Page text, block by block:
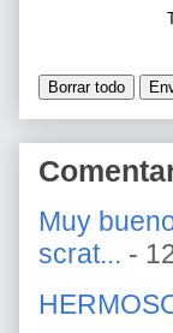
Muy
scrat... -